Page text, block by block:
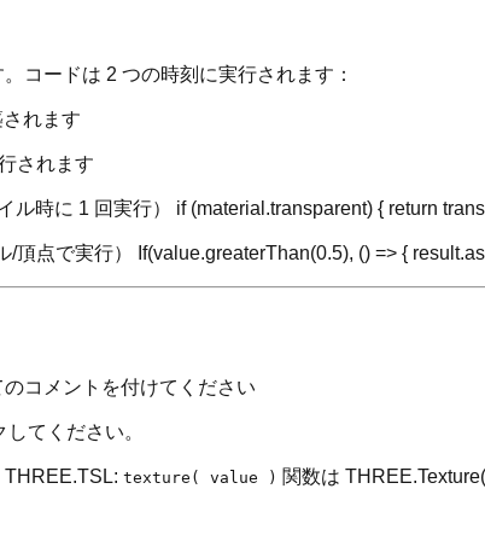
コードは 2 つの時刻に実行されます：
れます
されます
時に 1 回実行） if (material.transparent) { return
点で実行） If(value.greaterThan(0.5), () => {
コメントを付けてください
てください。
texture( value ) 関数は